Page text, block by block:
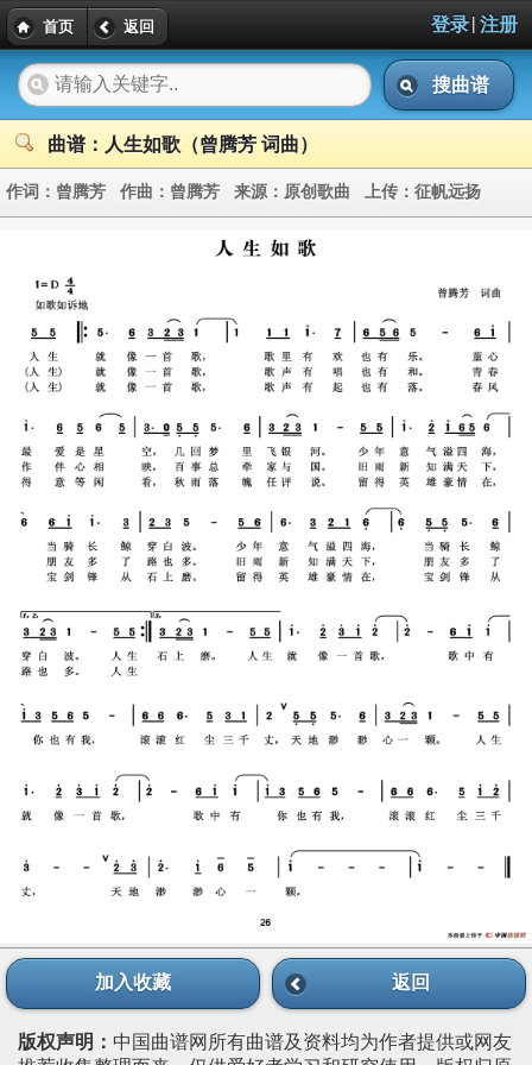
首页 返回 登录| 注册
搜曲谱
曲谱：人生如歌（曾腾芳 词曲）
作词： 曾腾芳 作曲： 曾腾芳 来源： 原创歌曲 上传： 征帆远扬
加入收藏 返回
版权声明： 中国曲谱网所有曲谱及资料均为作者提供或网友